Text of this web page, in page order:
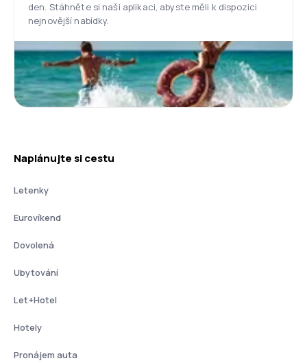
den. Stáhněte si naši aplikaci, abyste měli k dispozici
nejnovější nabídky.
Naplánujte si cestu
Letenky
Eurovíkend
Dovolená
Ubytování
Let+Hotel
Hotely
Pronájem auta